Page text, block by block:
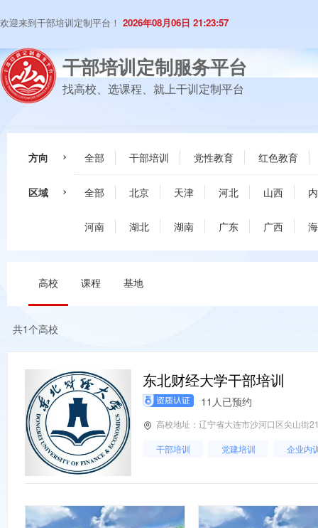
欢迎来到干部培训定制平台！ 2026年08月06日 21:23:58
干部培训定制服务平台
找高校、选课程、就上干训定制平台
方向 全部 干部培训 党性教育 红色教育
区域 全部 北京 天津 河北 山西
河南 湖北 湖南 广东 广西
高校 课程 基地
共1个高校
东北财经大学干部培训
11人已预约
高校地址：辽宁省大连市沙河口区尖山街
干部培训 党建培训 企业内